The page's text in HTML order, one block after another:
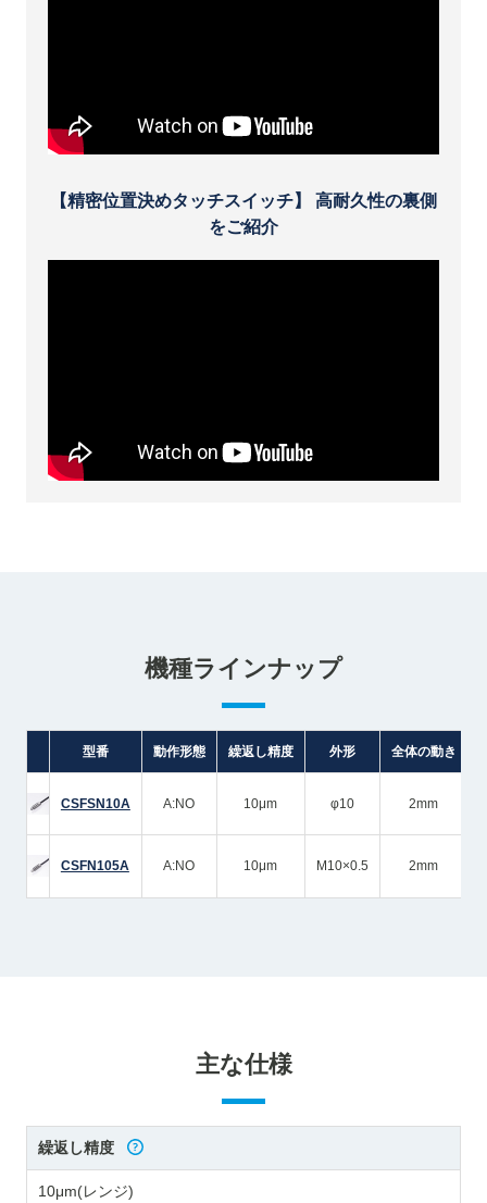
【精密位置決めタッチスイッチ】 高耐久性の裏側
をご紹介
機種ラインナップ
型番 動作形態 繰返し精度 外形 全体の動き
CSFSN10A A:NO 10μm φ10 2mm
CSFN105A A:NO 10μm M10×0.5 2mm
主な仕様
繰返し精度
10μm(レンジ)